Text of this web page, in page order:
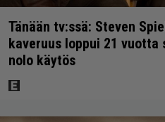
Tänään tv:ssä: Steven
kaveruus loppui 21 vuotta
nolo käytös